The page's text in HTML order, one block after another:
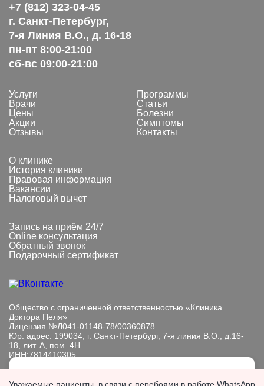
+7 (812) 323-04-45
г. Санкт-Петербург,
7-я Линия В.О., д. 16-18
пн-пт 8:00-21:00
сб-вс 09:00-21:00
Услуги
Врачи
Цены
Акции
Отзывы
Программы
Статьи
Болезни
Симптомы
Контакты
О клинике
История клиники
Правовая информация
Вакансии
Налоговый вычет
Запись на приём 24/7
Online консультация
Обратный звонок
Подарочный сертификат
Общество с ограниченной ответственностью «Клиника
Доктора Пеля»
Лицензия №Л041-01148-78/00360878
Юр. адрес: 199034, г. Санкт-Петербург, 7-я линия В.О., д.16-
18, лит. А, пом. 4Н.
ИНН:7814410305
ОГРН: 1089847233101
Информация, представленная на сайте, носит исключительно